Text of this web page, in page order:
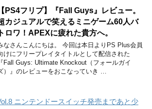
【PS4フリプ】『Fall Guys』レビュー。
カジュアルで笑えるミニゲーム60人バ
トロワ！APEXに疲れた貴方へ。
なさんこんにちは。 今回は本日よりPS Plus会員
けにフリープレイタイトルとして配信された
『Fall Guys: Ultimate Knockout（フォールガイ
）』のレビューをおこなっていき …
ニンテンドースイッチ発売まであと少